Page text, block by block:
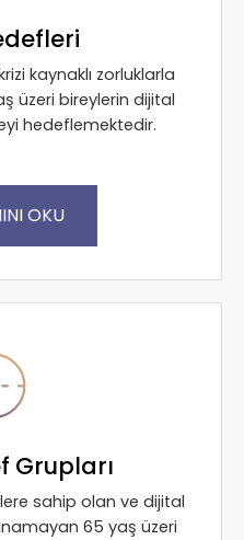
kaynaklı zorluklarla
üzeri bireylerin dijital
hedeflemektedir.
OKU
Grupları
sahip olan ve dijital
65 yaş üzeri